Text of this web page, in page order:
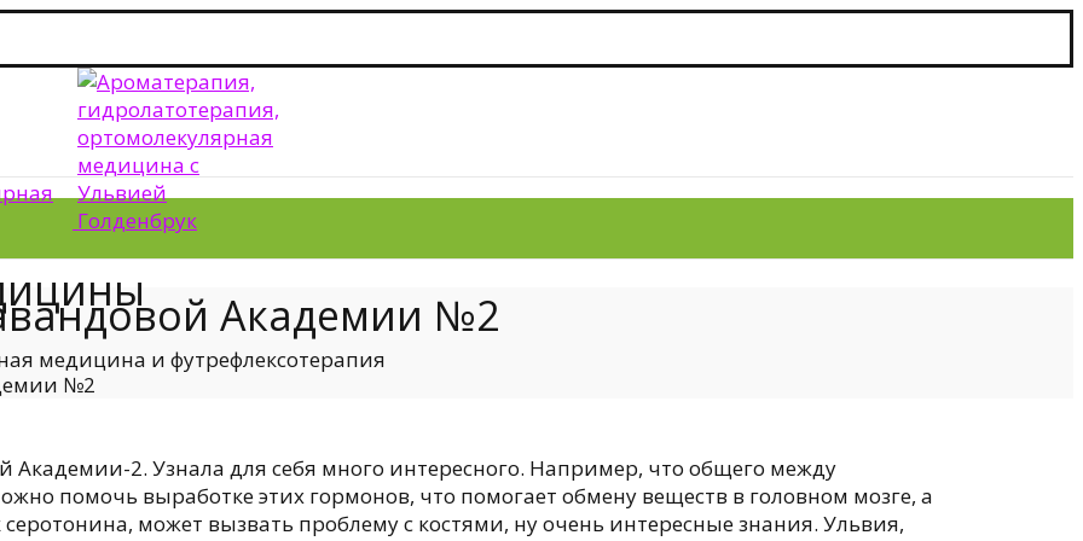
медицина и футрефлексотерапия
Академии №2
№2
Академии-2. Узнала для себя много интересного. Например, что общего между
помочь выработке этих гормонов, что помогает обмену веществ в головном мозге, а
может вызвать проблему с костями, ну очень интересные знания. Ульвия,